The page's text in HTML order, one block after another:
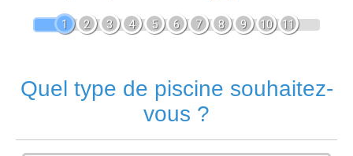
1 2 3 4 5 6 7 8 9 10 11
Quel type de piscine souhaitez-
vous ?